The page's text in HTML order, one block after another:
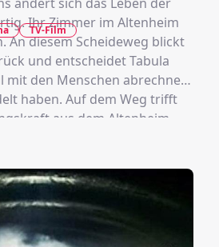
Ihr Zimmer im Altenheim
An diesem Scheideweg blickt
und entscheidet Tabula
mit den Menschen abrechnen,
haben. Auf dem Weg trifft
aus dem Altenheim,
durch das nordfranzösische
Rachefeldzug. Doch bald
das Ermittlerduo
Versen …
TV-Film